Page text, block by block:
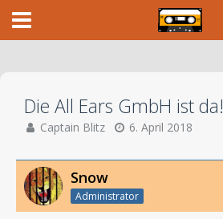
Die All Ears GmbH ist da!
Captain Blitz 6. April 2018
Snow
Administrator